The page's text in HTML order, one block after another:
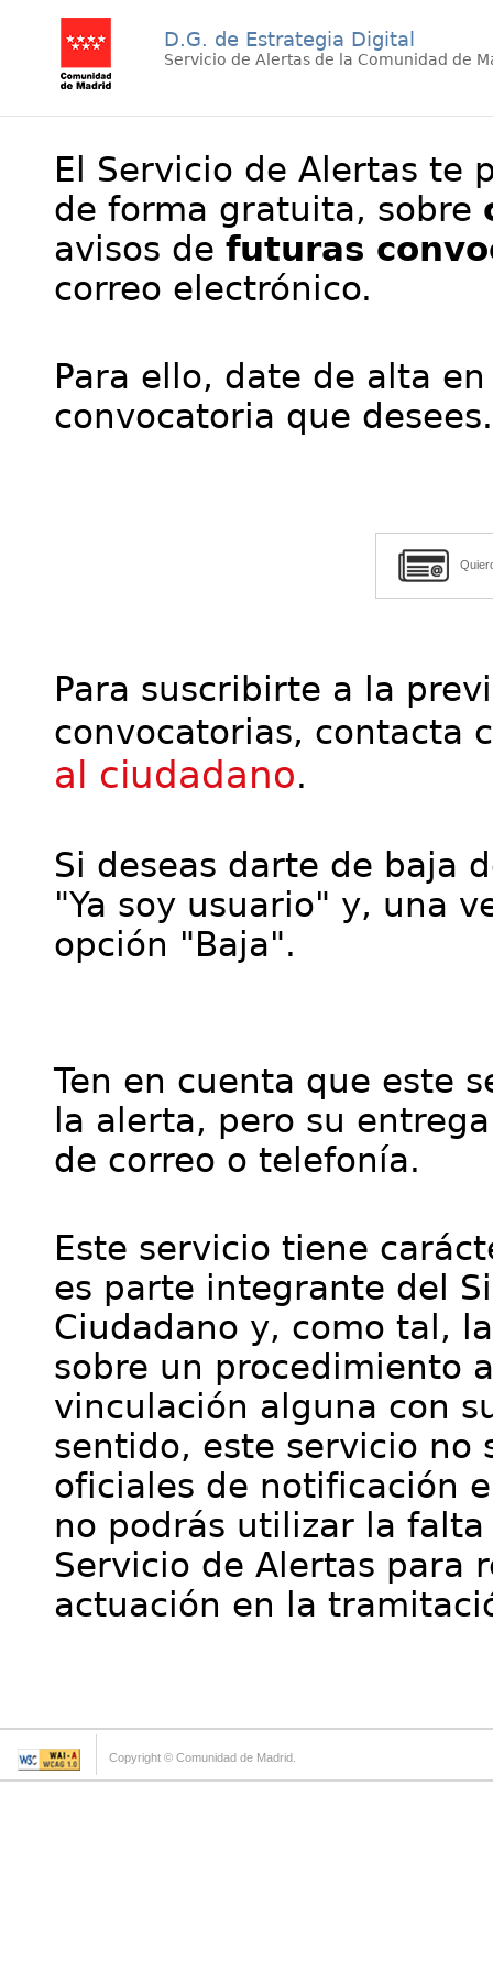
D.G. de Estrategia Digital
Servicio de Alertas de la Comunidad de
El Servicio de Alertas te
de forma gratuita, sobre
avisos de futuras
correo electrónico.
Para ello, date de alta
convocatoria que desees.
Para suscribirte a la
convocatorias, contacta
al ciudadano.
Si deseas darte de baja
"Ya soy usuario" y, una
opción "Baja".
Ten en cuenta que este
la alerta, pero su
de correo o telefonía.
Este servicio tiene
es parte integrante del
Ciudadano y, como tal,
sobre un procedimiento
vinculación alguna con
sentido, este servicio no
oficiales de notificación
no podrás utilizar la
Servicio de Alertas para
actuación en la
Copyright © Comunidad de Madrid.